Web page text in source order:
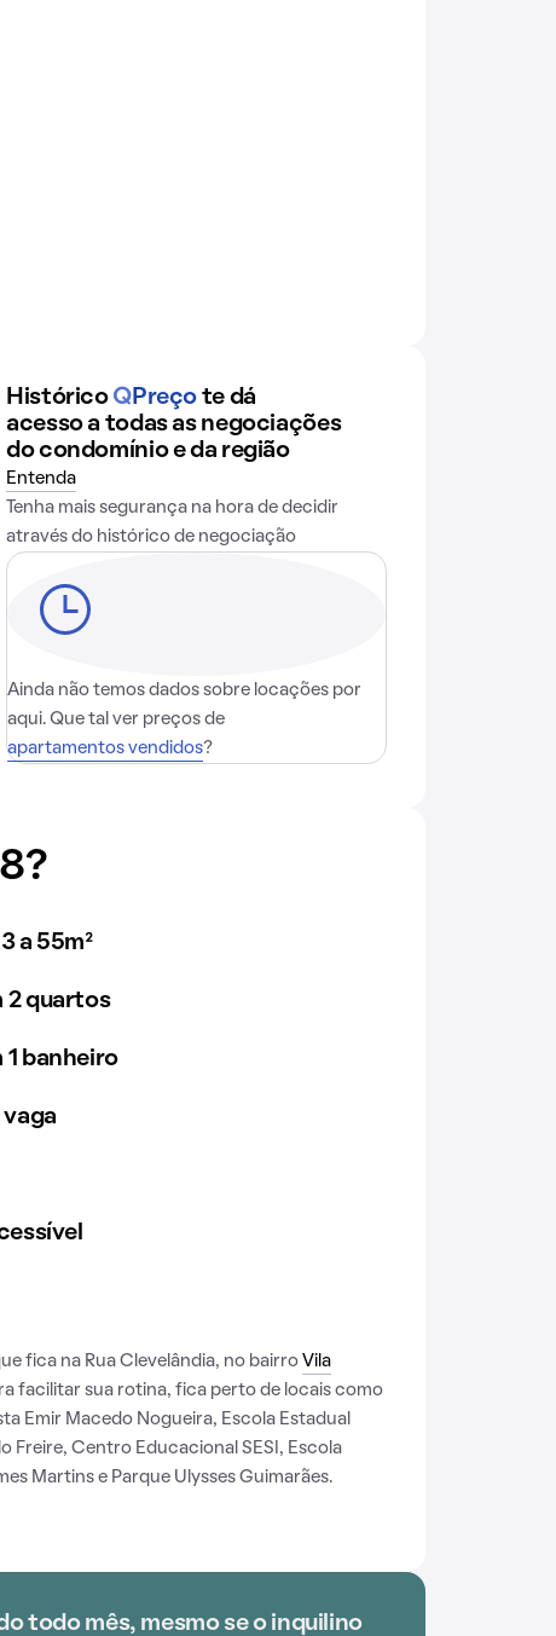
Histórico QPreço te dá
acesso a todas as negociações
do condomínio e da região
Entenda
Tenha mais segurança na hora de decidir
através do histórico de negociação
Ainda não temos dados sobre locações por
aqui. Que tal ver preços de
apartamentos vendidos?
a 55m²
2 quartos
banheiro
vaga
fica na Rua Clevelândia, no bairro Vila
facilitar sua rotina, fica perto de locais como
Emir Macedo Nogueira, Escola Estadual
Freire, Centro Educacional SESI, Escola
Martins e Parque Ulysses Guimarães.
todo mês, mesmo se o inquilino